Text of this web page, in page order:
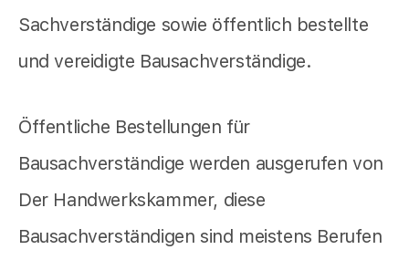
Sachverständige sowie öffentlich bestellte
und vereidigte Bausachverständige.
Öffentliche Bestellungen für
Bausachverständige werden ausgerufen von
Der Handwerkskammer, diese
Bausachverständigen sind meistens Berufen